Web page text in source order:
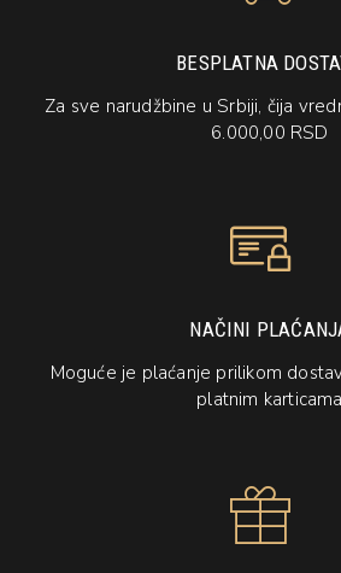
BESPLATNA
Za sve narudžbine u Srbiji, čija
6.000,00 RSD
NAČINI
Moguće je plaćanje prilikom
platnim karticama